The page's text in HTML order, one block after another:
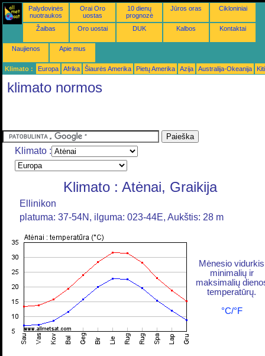
Palydovinės
nuotraukos
Orai Oro
uostas
10 dienų
prognozė
Jūros oras Cikloniniai
Žaibas Oro uostai DUK Kalbos Kontaktai
Naujienos Apie mus
Klimato : Europa Afrika Šiaurės Amerika Pietų Amerika Azija Australija-Okeanija Kiti
klimato normos
Klimato :
Klimato : Atėnai, Graikija
Ellinikon
platuma: 37-54N, ilguma: 023-44E, Aukštis: 28 m
Mėnesio vidurkis
minimalių ir
maksimalių
temperatūrų.
°C/°F